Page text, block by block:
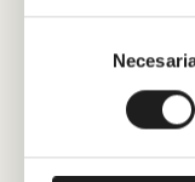
consentimiento